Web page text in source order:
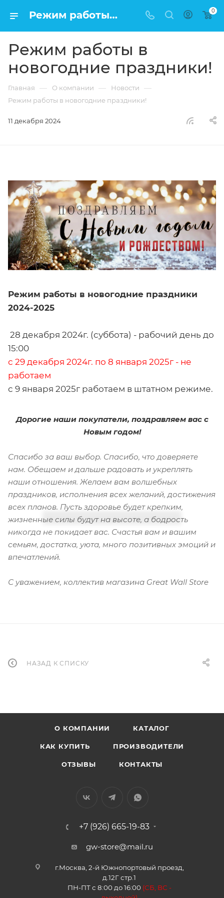
Режим работы в новогодние праздники! 0
Режим работы в
новогодние праздники!
Главная — О компании — Новости —
Режим работы в новогодние праздники!
11 декабря 2024
Режим работы в новогодние праздники
2024-2025
28 декабря 2024г. (суббота) - рабочий день до
15:00
с 29 декабря 2024г. по 8 января 2025г - не
работаем
с 9 января 2025г работаем в штатном режиме.
Дорогие наши покупатели, поздравляем вас с
Новым годом!
Спасибо за ваш выбор. Спасибо, что доверяете
нам. Обещаем и дальше радовать и укреплять
наши отношения. Желаем вам волшебных
праздников, исполнения всех желаний, достижения
всех планов. Пусть здоровье будет крепким,
жизненные силы будут на высоте, а бодрость
никогда не покидает вас. Счастья вам и вашим
семьям, достатка, уюта, много позитивных эмоций и
впечатлений.
С уважением, коллектив магазина Great Wall Store
НАЗАД К СПИСКУ
О КОМПАНИИ КАТАЛОГ
КАК КУПИТЬ ПРОИЗВОДИТЕЛИ
ОТЗЫВЫ КОНТАКТЫ
+7 (926) 665-19-83
gw-store@mail.ru
г.Москва, 2-й Южнопортовый проезд,
д.12Г стр.1
ПН-ПТ с 8:00 до 16:00 (СБ, ВС -